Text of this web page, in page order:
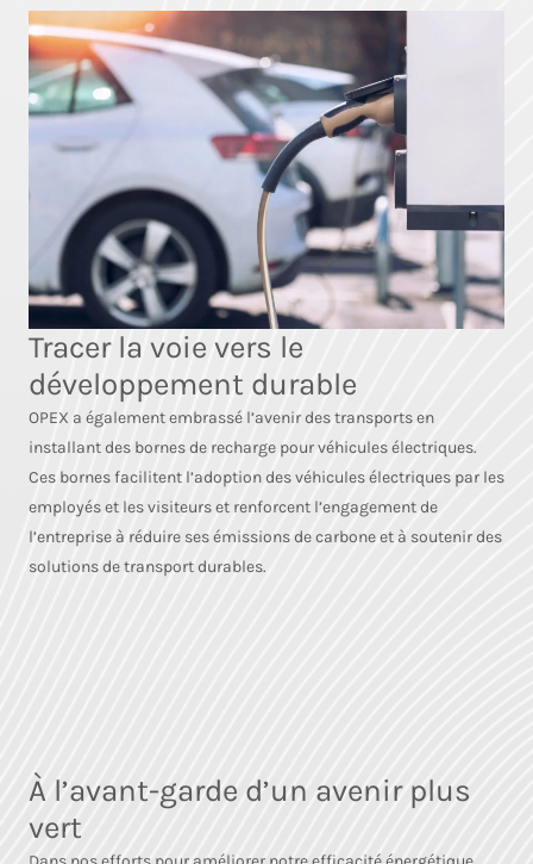
Tracer la voie vers le
développement durable
OPEX a également embrassé l’avenir des transports en
installant des bornes de recharge pour véhicules électriques.
Ces bornes facilitent l’adoption des véhicules électriques par les
employés et les visiteurs et renforcent l’engagement de
l’entreprise à réduire ses émissions de carbone et à soutenir des
solutions de transport durables.
À l’avant-garde d’un avenir plus
vert